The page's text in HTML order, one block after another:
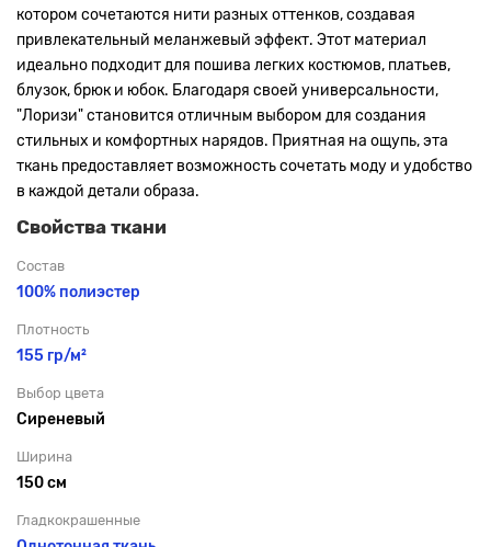
котором сочетаются нити разных оттенков, создавая
привлекательный меланжевый эффект. Этот материал
идеально подходит для пошива легких костюмов, платьев,
блузок, брюк и юбок. Благодаря своей универсальности,
"Лоризи" становится отличным выбором для создания
стильных и комфортных нарядов. Приятная на ощупь, эта
ткань предоставляет возможность сочетать моду и удобство
в каждой детали образа.
Свойства ткани
Состав
100% полиэстер
Плотность
155 гр/м²
Выбор цвета
Сиреневый
Ширина
150 см
Гладкокрашенные